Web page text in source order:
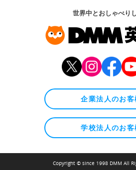
世界中とおしゃべり
企業法人のお客
学校法人のお客
Copyright © since 1998 DMM All